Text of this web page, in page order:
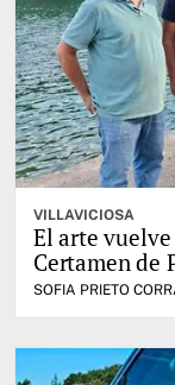
VILLAVICIOSA
El arte
Certamen de
SOFIA PRIETO